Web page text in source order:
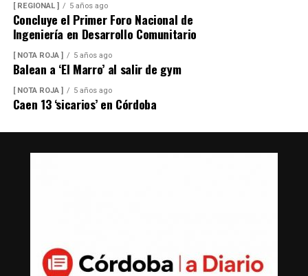
[ REGIONAL ] 5 años ago
Concluye el Primer Foro Nacional de
Ingeniería en Desarrollo Comunitario
[ NOTA ROJA ] 5 años ago
Balean a ‘El Marro’ al salir de gym
[ NOTA ROJA ] 5 años ago
Caen 13 ‘sicarios’ en Córdoba